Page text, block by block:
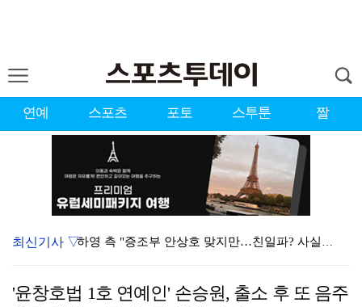
연예 스포츠 포토 스투툰 짤
하영 측 "증조부 안상호 맞지만…친일파? 사실무근" […
"스토킹 피해자" 황정민VS"2억대 손해배상" A 씨,…
최신기사 ▽
'윤창호법 1호 연예인' 손승원, 출소 후 또 음주